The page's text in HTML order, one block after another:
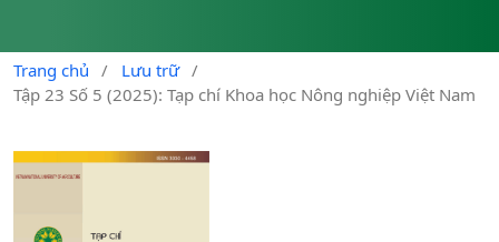
Trang chủ / Lưu trữ /
Tập 23 Số 5 (2025): Tạp chí Khoa học Nông nghiệp Việt Nam